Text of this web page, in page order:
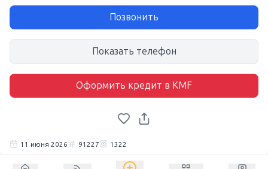
Позвонить
Показать телефон
Оформить кредит в KMF
11 июня 2026 91227 1322